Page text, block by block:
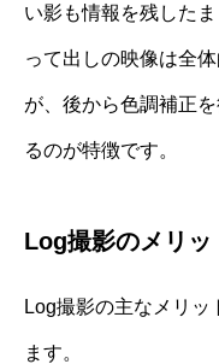
い影も情報を残した
って出しの映像は全
が、後から色調補正
るのが特徴です。
Log撮影のメリッ
Log撮影の主なメリ
ます。